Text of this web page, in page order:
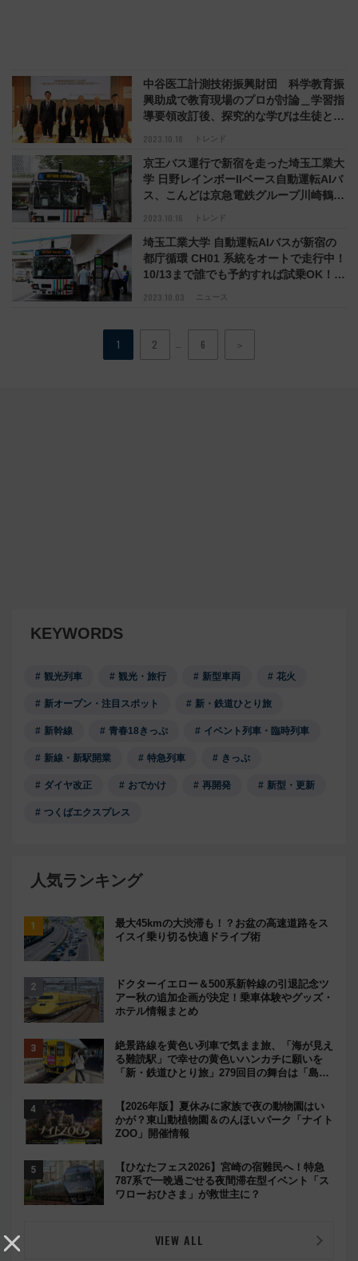
2023.10.18 トレンド
中谷医工計測技術振興財団 科学教育振
興助成で教育現場のプロが討論＿学習指
導要領改訂後、探究的な学びは生徒と教
2023.10.16 トレンド
京王バス運行で新宿を走った埼玉工業大
学 日野レインボーIIベース自動運転AIバ
ス、こんどは京急電鉄グループ川崎鶴見
向けて駆け回る
2023.10.03 ニュース
埼玉工業大学 自動運転AIバスが新宿の
都庁循環 CH01 系統をオートで走行中！
10/13まで誰でも予約すれば試乗OK！
1 2 6 ＞
KEYWORDS
観光列車 観光・旅行 新型車両 花火
新オープン・注目スポット 新・鉄道ひとり旅
新幹線 青春18きっぷ イベント列車・臨時列車
新線・新駅開業 特急列車 きっぷ
ダイヤ改正 おでかけ 再開発 新型・更新
つくばエクスプレス
人気ランキング
最大45kmの大渋滞も！？お盆の高速道路をス
イスイ乗り切る快適ドライブ術
ドクターイエロー＆500系新幹線の引退記念ツ
アー秋の追加企画が決定！乗車体験やグッズ・
ホテル情報まとめ
絶景路線を黄色い列車で気まま旅、「海が見え
る難読駅」で幸せの黄色いハンカチに願いを
「新・鉄道ひとり旅」279回目の舞台は「島原
【2026年版】夏休みに家族で夜の動物園はい
かが？東山動植物園＆のんほいパーク「ナイト
ZOO」開催情報
【ひなたフェス2026】宮崎の宿難民へ！特急
787系で一晩過ごせる夜間滞在型イベント「ス
ワローおひさま」が救世主に？
VIEW ALL